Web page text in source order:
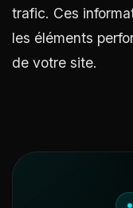
trafic. Ces
les éléments
de votre site.